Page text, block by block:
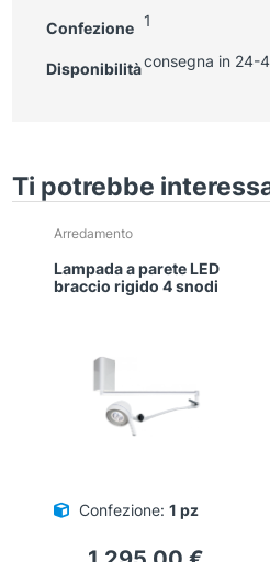
Confezione 1
Disponibilitàconsegna in 24-
Ti potrebbe
Arredamento
Lampada a parete LED
braccio rigido 4 snodi
Confezione: 1 pz